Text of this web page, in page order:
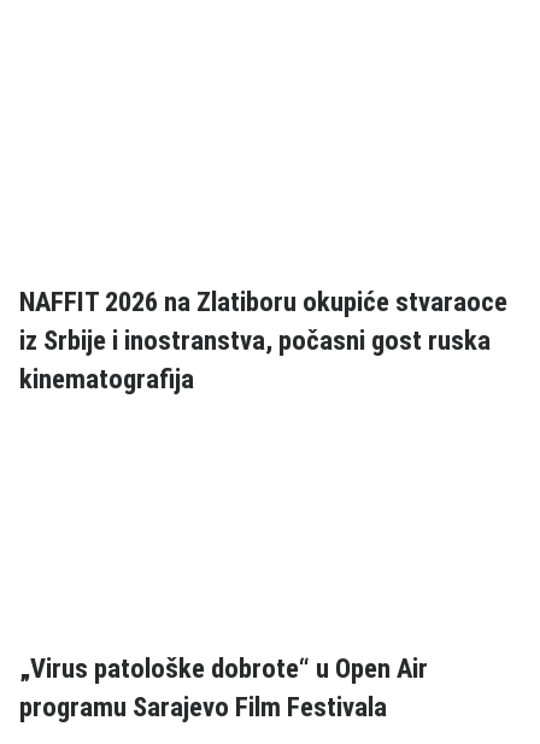
NAFFIT 2026 na Zlatiboru okupiće stvaraoce
iz Srbije i inostranstva, počasni gost ruska
kinematografija
„Virus patološke dobrote“ u Open Air
programu Sarajevo Film Festivala